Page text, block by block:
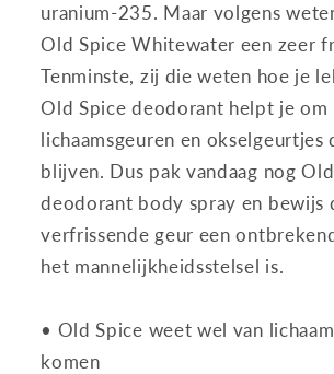
uranium-235. Maar volgens
Old Spice Whitewater een zeer
Tenminste, zij die weten hoe je
Old Spice deodorant helpt je om
lichaamsgeuren en okselgeurtjes
blijven. Dus pak vandaag nog
deodorant body spray en bewijs
verfrissende geur een
het mannelijkheidsstelsel is.
• Old Spice weet wel van
komen